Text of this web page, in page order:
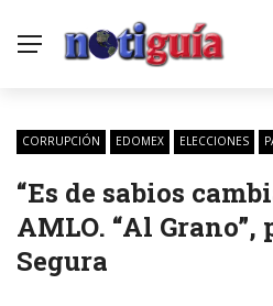
CORRUPCIÓN EDOMEX ELECCIONES
“Es de sabios
AMLO. “Al Grano”,
Segura